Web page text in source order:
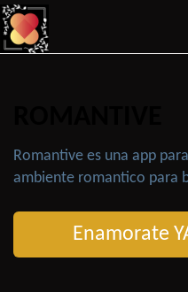
Romantive es una app
ambiente romantico para
Enamorate